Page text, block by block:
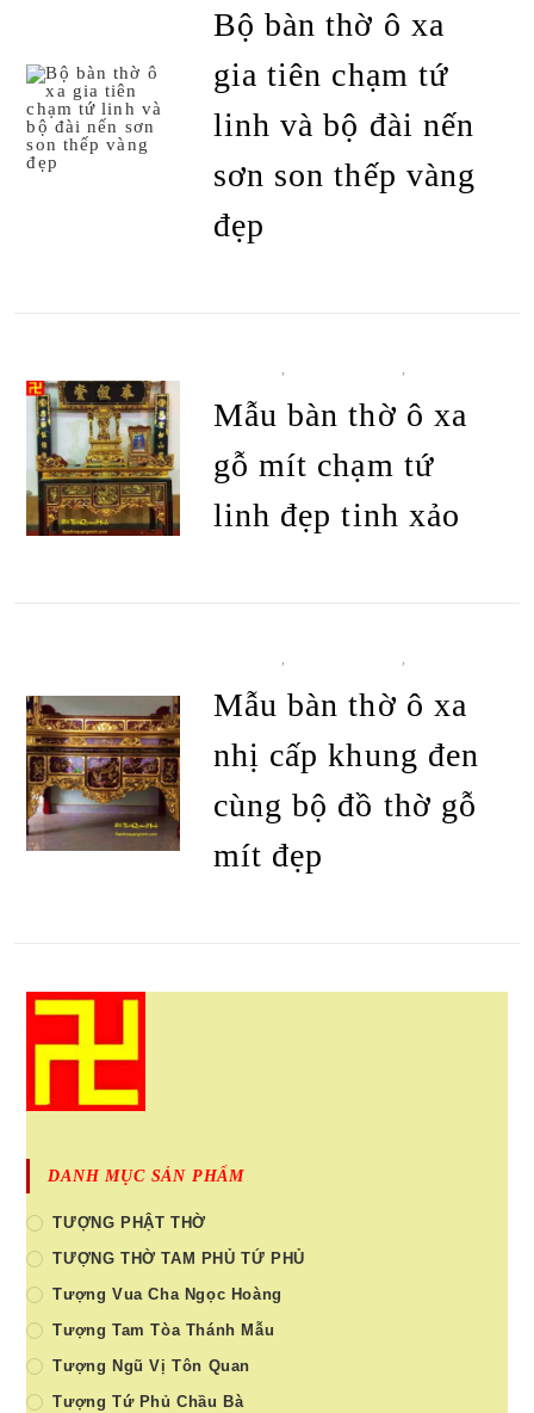
Bộ bàn thờ ô xa
gia tiên chạm tứ
linh và bộ đài nến
sơn son thếp vàng
đẹp
, ,
Mẫu bàn thờ ô xa
gỗ mít chạm tứ
linh đẹp tinh xảo
, ,
Mẫu bàn thờ ô xa
nhị cấp khung đen
cùng bộ đồ thờ gỗ
mít đẹp
DANH MỤC SẢN PHẨM
TƯỢNG PHẬT THỜ
TƯỢNG THỜ TAM PHỦ TỨ PHỦ
Tượng Vua Cha Ngọc Hoàng
Tượng Tam Tòa Thánh Mẫu
Tượng Ngũ Vị Tôn Quan
Tượng Tứ Phủ Chầu Bà